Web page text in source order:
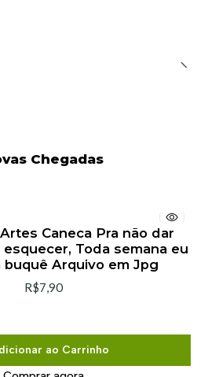
Chegadas
Caneca Pra não dar
Toda semana eu
buquê Arquivo em Jpg
R$7,90
ao Carrinho